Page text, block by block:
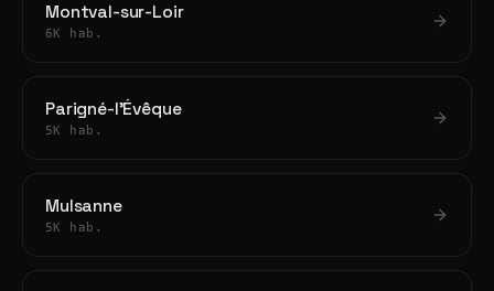
Montval-sur-Loir
6K hab.
Parigné-l'Évêque
5K hab.
Mulsanne
5K hab.